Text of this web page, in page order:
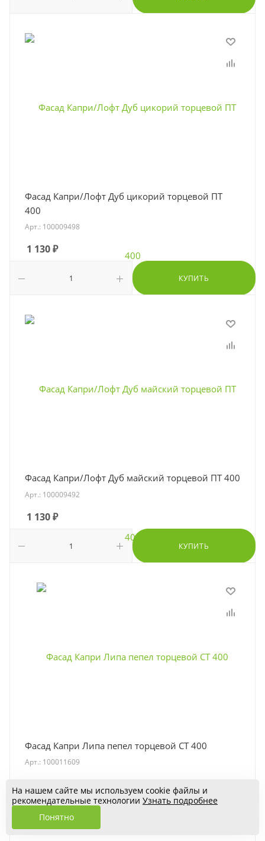
Фасад Капри/Лофт Дуб цикорий торцевой ПТ
400
Арт.: 100009498
1 130₽
КУПИТЬ
Фасад Капри/Лофт Дуб майский торцевой ПТ 400
Арт.: 100009492
1 130₽
КУПИТЬ
Фасад Капри Липа пепел торцевой СТ 400
Арт.: 100011609
На нашем сайте мы используем cookie файлы и
рекомендательные технологии Узнать подробнее
Понятно